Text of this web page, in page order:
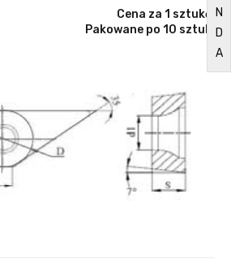
Cena za 1 sztukę.
Pakowane po 10 sztuk.
N
D
A